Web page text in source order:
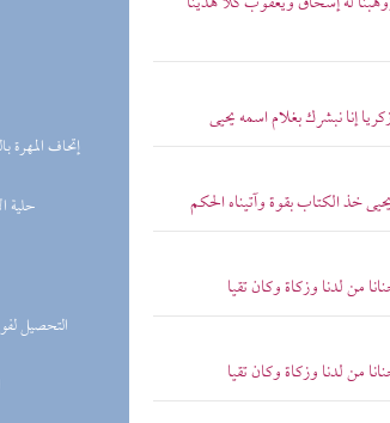
(8)
إنا نبشرك بغلام اسمه يحيى
خذ الكتاب بقوة وآتيناه الحكم
من لدنا وزكاة وكان تقيا
من لدنا وزكاة وكان تقيا